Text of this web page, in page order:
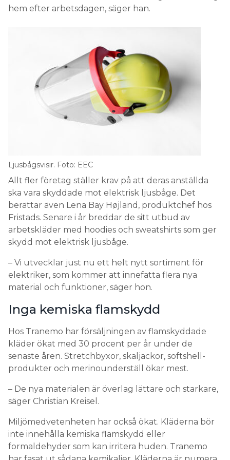
hem efter arbetsdagen, säger han.
Ljusbågsvisir. Foto: EEC
Allt fler företag ställer krav på att deras anställda
ska vara skyddade mot elektrisk ljusbåge. Det
berättar även Lena Bay Højland, produktchef hos
Fristads. Senare i år breddar de sitt utbud av
arbetskläder med hoodies och sweatshirts som ger
skydd mot elektrisk ljusbåge.
– Vi utvecklar just nu ett helt nytt sortiment för
elektriker, som kommer att innefatta flera nya
material och funktioner, säger hon.
Inga kemiska flamskydd
Hos Tranemo har försäljningen av flamskyddade
kläder ökat med 30 procent per år under de
senaste åren. Stretchbyxor, skaljackor, softshell-
produkter och merinounderställ ökar mest.
– De nya materialen är överlag lättare och starkare,
säger Christian Kreisel.
Miljömedvetenheten har också ökat. Kläderna bör
inte innehålla kemiska flamskydd eller
formaldehyder som kan irritera huden. Tranemo